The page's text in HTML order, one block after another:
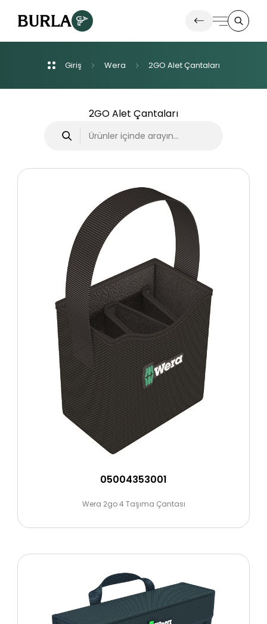
Ürünlerimiz
Giriş Wera 2GO AletÇantaları
2GO Alet Çantaları
05004353001
Wera 2go 4 Taşıma Çantası